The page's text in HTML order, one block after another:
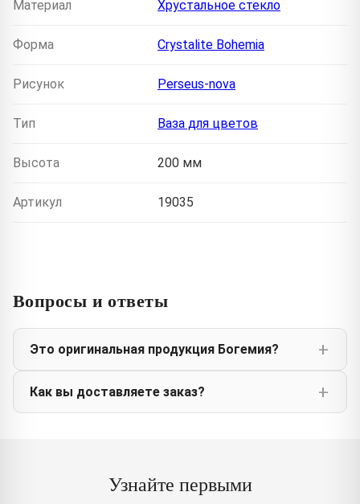
Материал Хрустальное стекло
Форма Crystalite Bohemia
Рисунок Perseus-nova
Тип Ваза для цветов
Высота 200 мм
Артикул 19035
Вопросы и ответы
Это оригинальная продукция Богемия?
Как вы доставляете заказ?
Узнайте первыми